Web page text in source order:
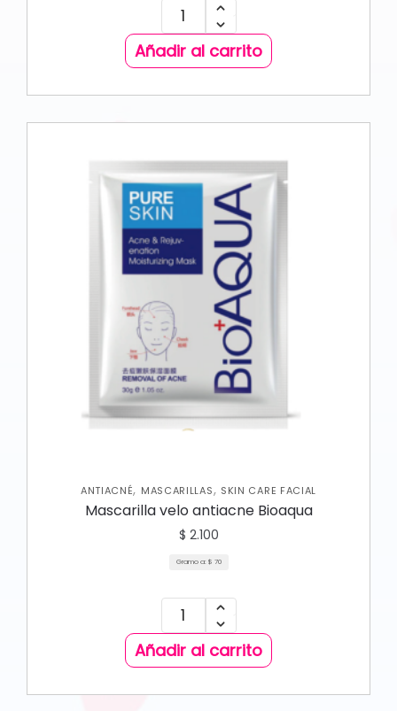
Añadir al carrito
ANTIACNÉ, MASCARILLAS, SKIN CARE FACIAL
Mascarilla velo antiacne Bioaqua
$ 2.100
Gramo a: $ 70
Añadir al carrito